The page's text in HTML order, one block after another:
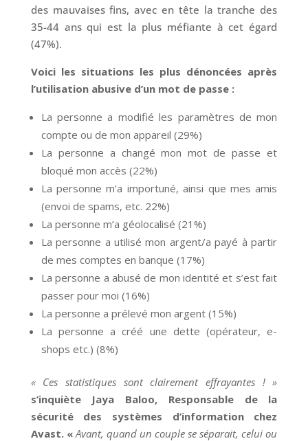
des mauvaises fins, avec en tête la tranche des
35-44 ans qui est la plus méfiante à cet égard
(47%).
Voici les situations les plus dénoncées après
l’utilisation abusive d’un mot de passe :
La personne a modifié les paramètres de mon
compte ou de mon appareil (29%)
La personne a changé mon mot de passe et
bloqué mon accès (22%)
La personne m’a importuné, ainsi que mes amis
(envoi de spams, etc. 22%)
La personne m’a géolocalisé (21%)
La personne a utilisé mon argent/a payé à partir
de mes comptes en banque (17%)
La personne a abusé de mon identité et s’est fait
passer pour moi (16%)
La personne a prélevé mon argent (15%)
La personne a créé une dette (opérateur, e-
shops etc.) (8%)
« Ces statistiques sont clairement effrayantes ! »
s’inquiète
Jaya Baloo, Responsable de la
sécurité des systèmes d’information chez
Avast. «Avant, quand un couple se séparait, celui ou